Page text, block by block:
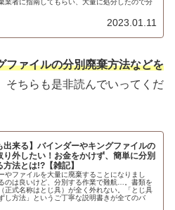
業者に指南してもらい、大量に処分したので分
2023.01.11
ファイルの分別廃棄方法などを
そちらも是非読んでいってくだ
出来る】バインダーやキングファイルの
り外したい！お金をかけず、簡単に分別
方法とは!?【雑記】
やファイルを大量に廃棄することになりまし
のは良いけど、分別する作業で難航…。書類を
正式名称はとじ具）が全く外れない。「とじ具
し方法」というご丁寧な説明書きが全てのバ